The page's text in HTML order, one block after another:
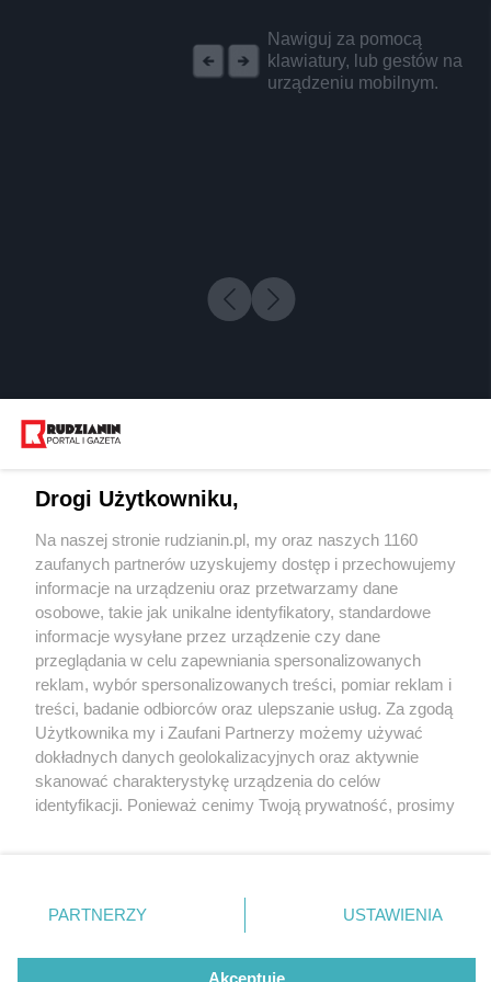
Nawiguj za pomocą
klawiatury, lub gestów na
urządzeniu mobilnym.
1 / 0
Wydawca mediów
Nie zapomnij
zapoznać się z:
polityką prywatności regulamin korzystania z portali
Twojemiasto
Piekary Śląskie
Chorzów
Tarnowskie Góry
Gliwice
Skontakuj sięz nami
Kontakt
Wydawca
Redakcja
Drogi Użytkowniku,
Na naszej stronie rudzianin.pl, my oraz naszych 1160
zaufanych partnerów uzyskujemy dostęp i przechowujemy
informacje na urządzeniu oraz przetwarzamy dane
osobowe, takie jak unikalne identyfikatory, standardowe
informacje wysyłane przez urządzenie czy dane
przeglądania w celu zapewniania spersonalizowanych
reklam, wybór spersonalizowanych treści, pomiar reklam i
treści, badanie odbiorców oraz ulepszanie usług. Za zgodą
Użytkownika my i Zaufani Partnerzy możemy używać
dokładnych danych geolokalizacyjnych oraz aktywnie
skanować charakterystykę urządzenia do celów
identyfikacji. Ponieważ cenimy Twoją prywatność, prosimy
prywatności znajdujący się w lewym dolnym rogu strony
. Niektóre rodzaje przetwarzania danych nie wymagają
zgody użytkownika, ale masz prawo sprzeciwić się
takiemu przetwarzaniu. Preferencje będą miały
PARTNERZY USTAWIENIA
Akceptuję